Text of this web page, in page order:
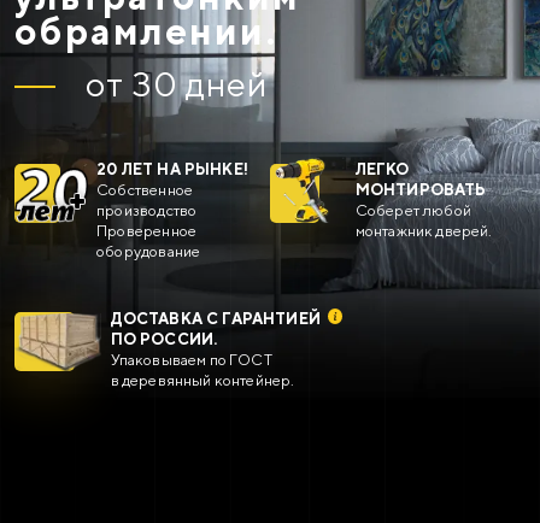
обрамлении.
от 30 дней
20 ЛЕТ НА РЫНКЕ!
Собственное
производство
Проверенное
оборудование
ЛЕГКО
МОНТИРОВАТЬ
Cоберет любой
монтажник дверей.
ДОСТАВКА С ГАРАНТИЕЙ
ПО РОССИИ.
Упаковываем по ГОСТ
в деревянный контейнер.